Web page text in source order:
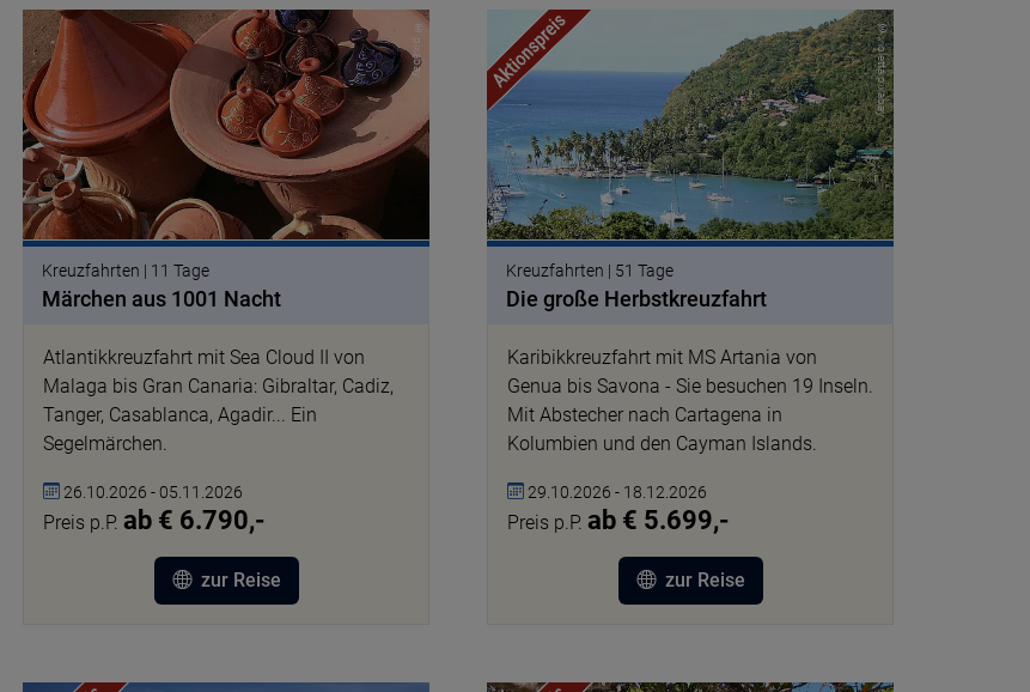
© pixabay
Kreuzfahrten | 11 Tage
Märchen aus 1001 Nacht
Atlantikkreuzfahrt mit Sea Cloud II von
Malaga bis Gran Canaria: Gibraltar, Cadiz,
Tanger, Casablanca, Agadir... Ein
Segelmärchen.
26.10.2026 - 05.11.2026
Preis p.P. ab € 6.790,-
zur Reise
© violetta pixabay
Kreuzfahrten | 51 Tage
Die große Herbstkreuzfahrt
Karibikkreuzfahrt mit MS Artania von
Genua bis Savona - Sie besuchen 19 Inseln.
Mit Abstecher nach Cartagena in
Kolumbien und den Cayman Islands.
29.10.2026 - 18.12.2026
Preis p.P. ab € 5.699,-
zur Reise